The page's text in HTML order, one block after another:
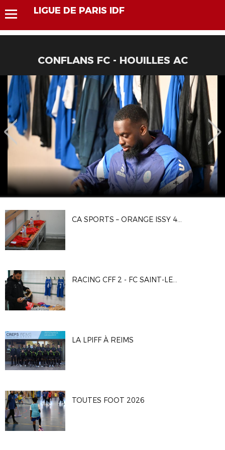
LIGUE DE PARIS IDF
CONFLANS FC - HOUILLES AC
CA SPORTS – ORANGE ISSY 4 1-4
RACING CFF 2 - FC SAINT-LEU 95
LA LPIFF À REIMS
TOUTES FOOT 2026